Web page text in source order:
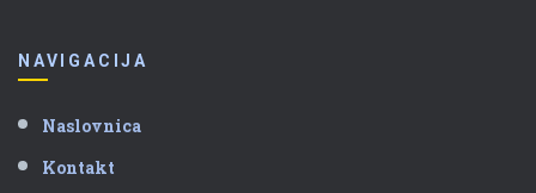
NAVIGACIJA
Naslovnica
Kontakt